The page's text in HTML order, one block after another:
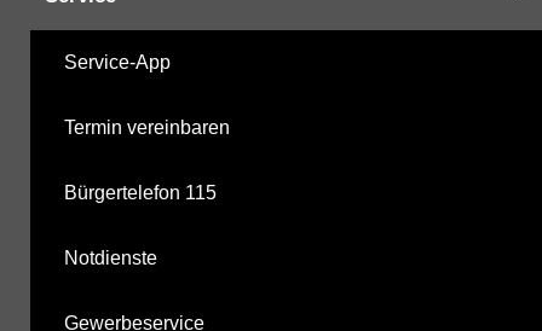
Service-App
Termin vereinbaren
Bürgertelefon 115
Notdienste
Gewerbeservice